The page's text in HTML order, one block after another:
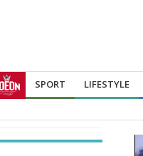
SPORT LIFESTYLE